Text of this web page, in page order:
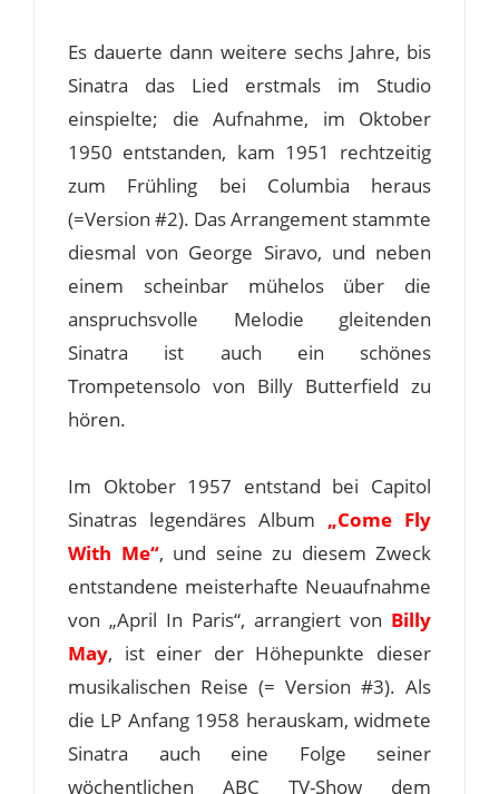
Es dauerte dann weitere sechs Jahre, bis
Sinatra das Lied erstmals im Studio
einspielte; die Aufnahme, im Oktober
1950 entstanden, kam 1951 rechtzeitig
zum Frühling bei Columbia heraus
(=Version #2). Das Arrangement stammte
diesmal von George Siravo, und neben
einem scheinbar mühelos über die
anspruchsvolle Melodie gleitenden
Sinatra ist auch ein schönes
Trompetensolo von Billy Butterfield zu
hören.
Im Oktober 1957 entstand bei Capitol
Sinatras legendäres Album „Come Fly
With Me“, und seine zu diesem Zweck
entstandene meisterhafte Neuaufnahme
von „April In Paris“, arrangiert von Billy
May, ist einer der Höhepunkte dieser
musikalischen Reise (= Version #3). Als
die LP Anfang 1958 herauskam, widmete
Sinatra auch eine Folge seiner
wöchentlichen ABC TV-Show dem